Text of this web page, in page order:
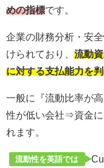
めの指標です。
企業の財務分析・安
けられており、 流動
に対する支払能力を
一般に『流動比率が
性が低い会社⇒資金に
れます。
流動性を英語では